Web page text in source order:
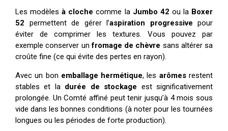
Les modèlesà cloche comme la Jumbo 42 ou la Boxer
52 permettent de gérer l’aspiration progressive pour
éviter de comprimer les textures. Vous pouvez par
exemple conserver unfromage de chèvre sans altérer sa
croûte fine (ce qui évite des pertes en rayon).
Avec un bon emballage hermétique, les arômesrestent
stables et la durée de stockage est significativement
prolongée. Un Comté affiné peut tenir jusqu’à 4 mois sous
vide dans les bonnes conditions (à noter pour les tournées
longues ou les périodes de forte production).